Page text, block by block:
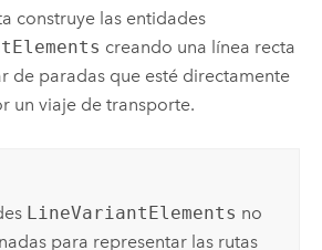
construye las entidades
creando una línea recta
de paradas que esté directamente
un viaje de transporte.
LineVariantElements no
para representar las rutas